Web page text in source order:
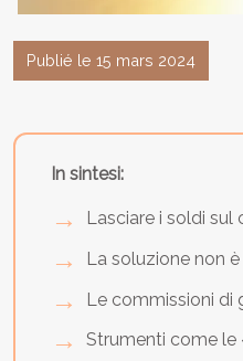
Publié le 15 mars 2024
In sintesi:
Lasciare i soldi sul
La soluzione non
Le commissioni di
Strumenti come le